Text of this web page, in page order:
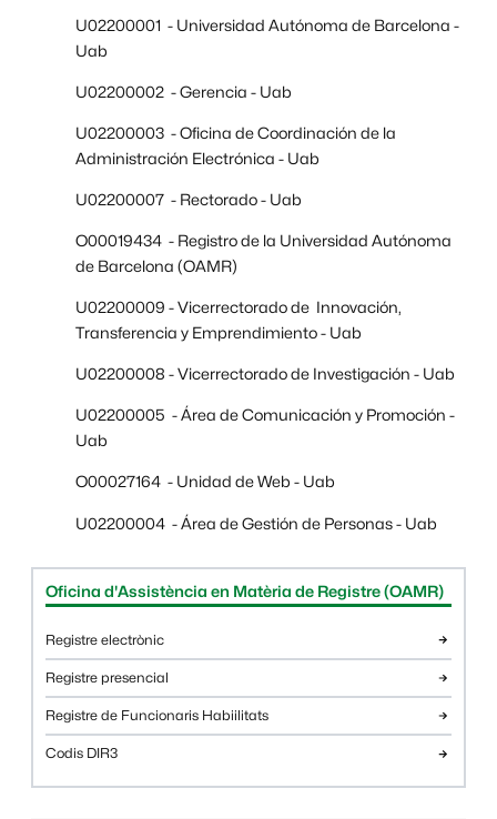
U02200001 - Universidad Autónoma de Barcelona -
Uab
U02200002 - Gerencia - Uab
U02200003 - Oficina de Coordinación de la
Administración Electrónica - Uab
U02200007 - Rectorado - Uab
O00019434 - Registro de la Universidad Autónoma
de Barcelona (OAMR)
U02200009 - Vicerrectorado de Innovación,
Transferencia y Emprendimiento - Uab
U02200008 - Vicerrectorado de Investigación - Uab
U02200005 - Área de Comunicación y Promoción -
Uab
O00027164 - Unidad de Web - Uab
U02200004 - Área de Gestión de Personas - Uab
Informació complementària
Oficina d'Assistència en Matèria de Registre (OAMR)
Registre electrònic
Registre presencial
Registre de Funcionaris Habiilitats
Codis DIR3